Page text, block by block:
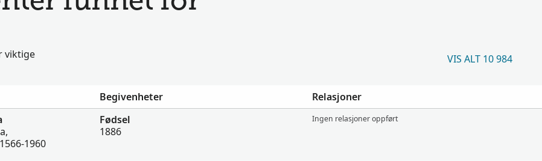
viktige
VIS ALT 10 984
Begivenheter
Relasjoner
1960
Fødsel
1886
Ingen relasjoner oppført